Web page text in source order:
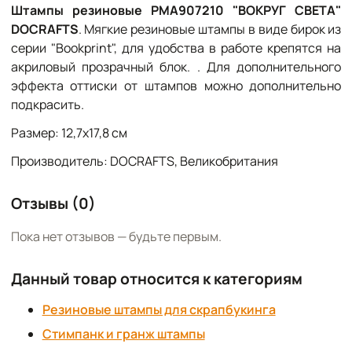
Штампы резиновые PMA907210 "ВОКРУГ СВЕТА"
DOCRAFTS. Мягкие резиновые штампы в виде бирок из
серии "Bookprint", для удобства в работе крепятся на
акриловый прозрачный блок. . Для дополнительного
эффекта оттиски от штампов можно дополнительно
подкрасить.
Размер: 12,7х17,8 см
Производитель: DOCRAFTS, Великобритания
Отзывы (0)
Пока нет отзывов — будьте первым.
Данный товар относится к категориям
Резиновые штампы для скрапбукинга
Стимпанк и гранж штампы